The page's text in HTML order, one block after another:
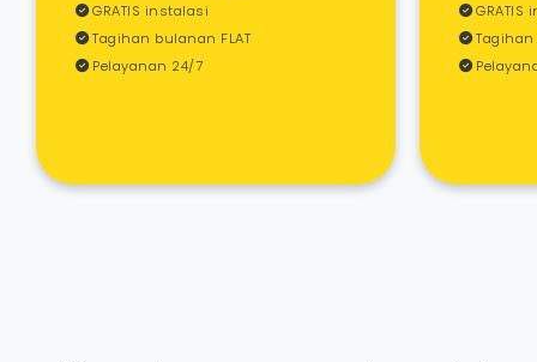
GRATIS instalasi
Tagihan bulanan FLAT
Pelayanan 24/7
GRATIS
Tagihan